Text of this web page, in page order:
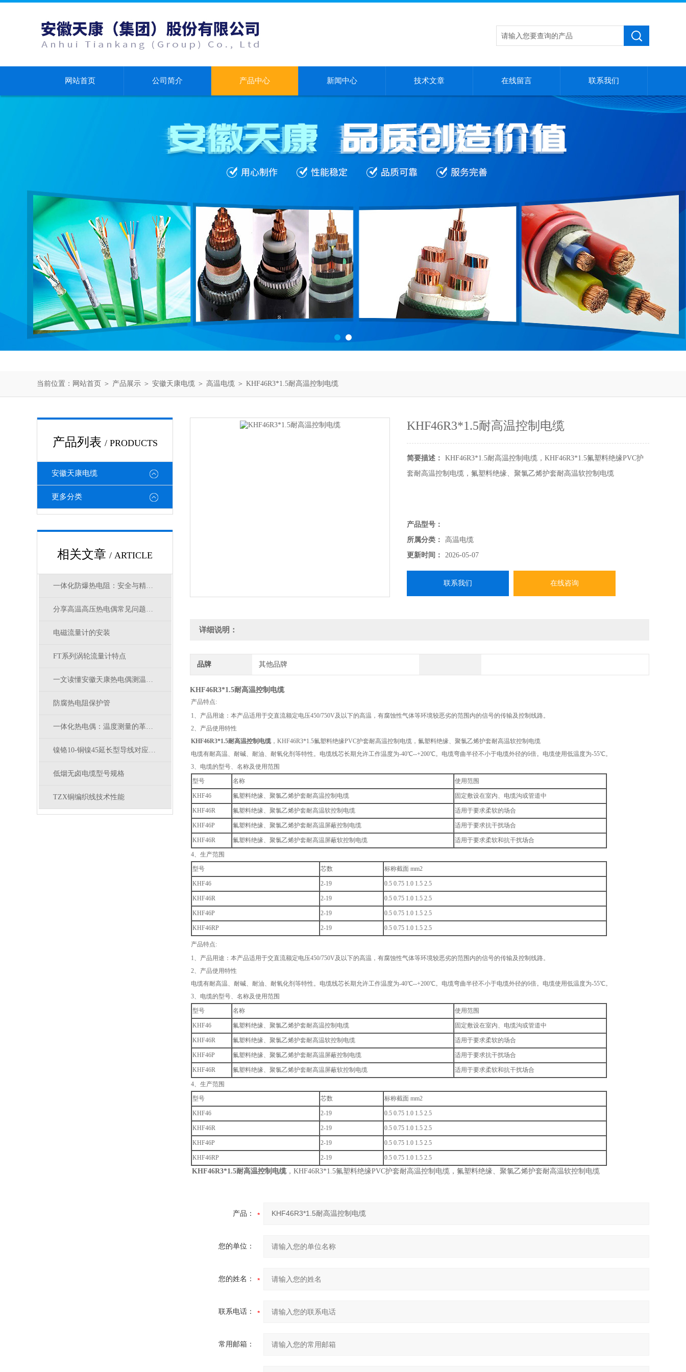
网站首页 公司简介 产品中心 新闻中心 技术文章 在线留言 联系我们
当前位置： 网站首页 ＞ 产品展示 ＞ 安徽天康电缆 ＞ 高温电缆 ＞ KHF46R3*1.5耐高温控制电缆
产品列表 / PRODUCTS
安徽天康电缆
更多分类
相关文章 / ARTICLE
一体化防爆热电阻：安全与精准测温的保障
分享高温高压热电偶常见问题及处理方法
电磁流量计的安装
FT系列涡轮流量计特点
一文读懂安徽天康热电偶测温原理，热电效应通俗讲解
防腐热电阻保护管
一体化热电偶：温度测量的革新桥梁
镍铬10-铜镍45延长型导线对应什么型号补偿导线
低烟无卤电缆型号规格
TZX铜编织线技术性能
KHF46R3*1.5耐高温控制电缆
简要描述：
KHF46R3*1.5耐高温控制电缆，KHF46R3*1.5氟塑料绝缘PVC护
套耐高温控制电缆，氟塑料绝缘、聚氯乙烯护套耐高温软控制电缆
产品型号：
所属分类：
高温电缆
更新时间：
2026-05-07
联系我们 在线咨询
详细说明：
品牌 其他品牌
KHF46R3*1.5耐高温控制电缆
产品特点:
1、产品用途：本产品适用于交直流额定电压450/750V及以下的高温，有腐蚀性气体等环境较恶劣的范围内的信号的传输及控制线路。
2、产品使用特性
KHF46R3*1.5耐高温控制电缆 ，KHF46R3*1.5氟塑料绝缘PVC护套耐高温控制电缆，氟塑料绝缘、聚氯乙烯护套耐高温软控制电缆
电缆有耐高温、耐碱、耐油、耐氧化剂等特性。电缆线芯长期允许工作温度为-40℃--+200℃。电缆弯曲半径不小于电缆外径的6倍。电缆使用低温度为-55℃。
3、电缆的型号、名称及使用范围
型号
名称 使用范围
KHF46 氟塑料绝缘、聚氯乙烯护套耐高温控制电缆 固定敷设在室内、电缆沟或管道中
KHF46R 氟塑料绝缘、聚氯乙烯护套耐高温软控制电缆 适用于要求柔软的场合
KHF46P 氟塑料绝缘、聚氯乙烯护套耐高温屏蔽控制电缆 适用于要求抗干扰场合
KHF46R 氟塑料绝缘、聚氯乙烯护套耐高温屏蔽软控制电缆
适用于要求柔软和抗干扰场合
4、生产范围
型号
芯数 标称截面 mm2
KHF46 2-19 0.5 0.75 1.0 1.5 2.5
KHF46R 2-19 0.5 0.75 1.0 1.5 2.5
KHF46P 2-19 0.5 0.75 1.0 1.5 2.5
KHF46RP 2-19 0.5 0.75 1.0 1.5 2.5
产品特点:
1、产品用途：本产品适用于交直流额定电压450/750V及以下的高温，有腐蚀性气体等环境较恶劣的范围内的信号的传输及控制线路。
2、产品使用特性
电缆有耐高温、耐碱、耐油、耐氧化剂等特性。电缆线芯长期允许工作温度为-40℃--+200℃。电缆弯曲半径不小于电缆外径的6倍。电缆使用低温度为-55℃。
3、电缆的型号、名称及使用范围
型号
名称 使用范围
KHF46 氟塑料绝缘、聚氯乙烯护套耐高温控制电缆 固定敷设在室内、电缆沟或管道中
KHF46R 氟塑料绝缘、聚氯乙烯护套耐高温软控制电缆 适用于要求柔软的场合
KHF46P 氟塑料绝缘、聚氯乙烯护套耐高温屏蔽控制电缆 适用于要求抗干扰场合
KHF46R 氟塑料绝缘、聚氯乙烯护套耐高温屏蔽软控制电缆
适用于要求柔软和抗干扰场合
4、生产范围
型号
芯数 标称截面 mm2
KHF46 2-19 0.5 0.75 1.0 1.5 2.5
KHF46R 2-19 0.5 0.75 1.0 1.5 2.5
KHF46P 2-19 0.5 0.75 1.0 1.5 2.5
KHF46RP 2-19 0.5 0.75 1.0 1.5 2.5
KHF46R3*1.5耐高温控制电缆，KHF46R3*1.5氟塑料绝缘PVC护套耐高温控制电缆，氟塑料绝缘、聚氯乙烯护套耐高温软控制电缆
产品：
您的单位：
您的姓名：
联系电话：
常用邮箱：